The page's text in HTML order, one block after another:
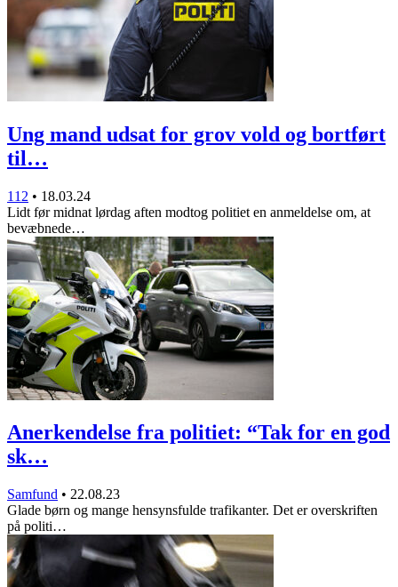
Ung mand udsat for grov vold og bortført
til…
112 • 18.03.24
Lidt før midnat lørdag aften modtog politiet en anmeldelse om, at
bevæbnede…
Anerkendelse fra politiet: “Tak for en god
sk…
Samfund • 22.08.23
Glade børn og mange hensynsfulde trafikanter. Det er overskriften
på politi…